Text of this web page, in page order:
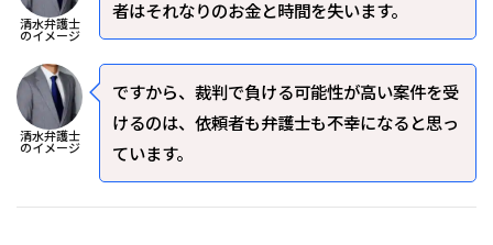
清水弁護士
のイメージ
者はそれなりのお金と時間を失います。
清水弁護士
のイメージ
ですから、裁判で負ける可能性が高い案件を受
けるのは、依頼者も弁護士も不幸になると思っ
ています。